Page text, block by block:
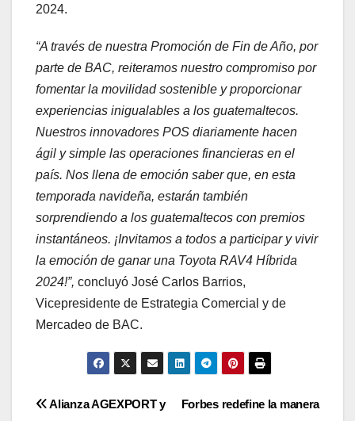
2024.
“A través de nuestra Promoción de Fin de Año, por
parte de BAC, reiteramos nuestro compromiso por
fomentar la movilidad sostenible y proporcionar
experiencias inigualables a los guatemaltecos.
Nuestros innovadores POS diariamente hacen
ágil y simple las operaciones financieras en el
país. Nos llena de emoción saber que, en esta
temporada navideña, estarán también
sorprendiendo a los guatemaltecos con premios
instantáneos. ¡Invitamos a todos a participar y vivir
la emoción de ganar una Toyota RAV4 Híbrida
2024!”, concluyó José Carlos Barrios,
Vicepresidente de Estrategia Comercial y de
Mercadeo de BAC.
Navegación
Forbes redefine la manera
Alianza AGEXPORT y